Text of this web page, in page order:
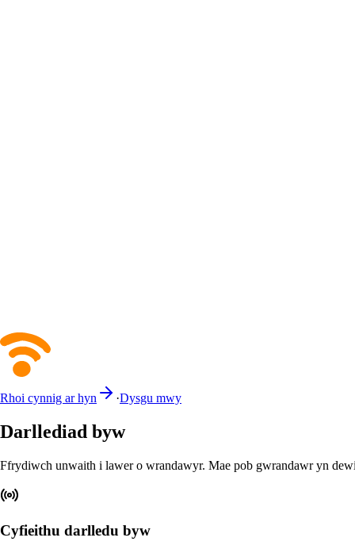
Rhoi cynnig ar hyn ·Dysgu mwy
Darllediad byw
Ffrydiwch unwaith i lawer o wrandawyr. Mae pob gwrandawr yn
Cyfieithu darlledu byw